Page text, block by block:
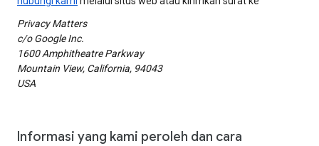
Privacy Matters
c/o Google Inc.
1600 Amphitheatre Parkway
Mountain View, California, 94043
USA
Informasi yang kami peroleh dan cara